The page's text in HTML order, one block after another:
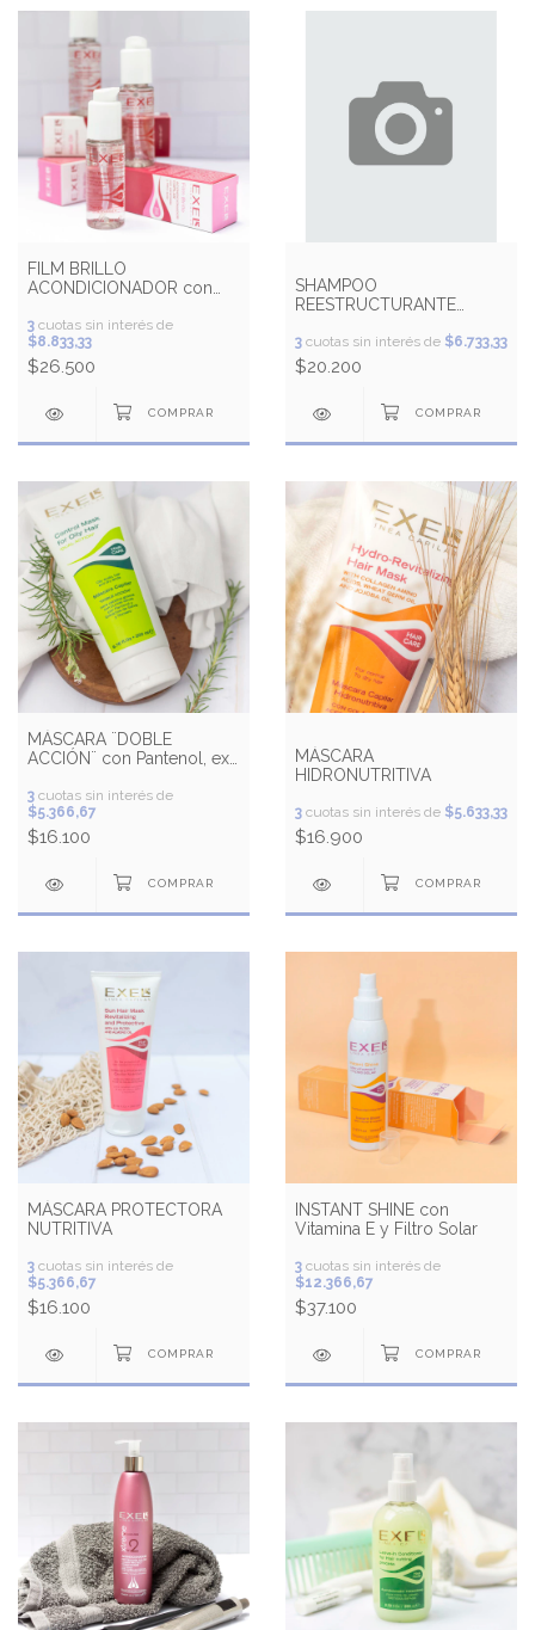
FILM BRILLO
ACONDICIONADOR con
3 cuotas sin interés de
$8.833,33
$26.500
SHAMPOO
REESTRUCTURANTE
3 cuotas sin interés de $6.733,33
$20.200
MÁSCARA ¨DOBLE
ACCIÓN¨ con Pantenol, ext.
3 cuotas sin interés de
$5.366,67
$16.100
MÁSCARA
HIDRONUTRITIVA
3 cuotas sin interés de $5.633,33
$16.900
MÁSCARA PROTECTORA
NUTRITIVA
3 cuotas sin interés de
$5.366,67
$16.100
INSTANT SHINE con
Vitamina E y Filtro Solar
3 cuotas sin interés de
$12.366,67
$37.100